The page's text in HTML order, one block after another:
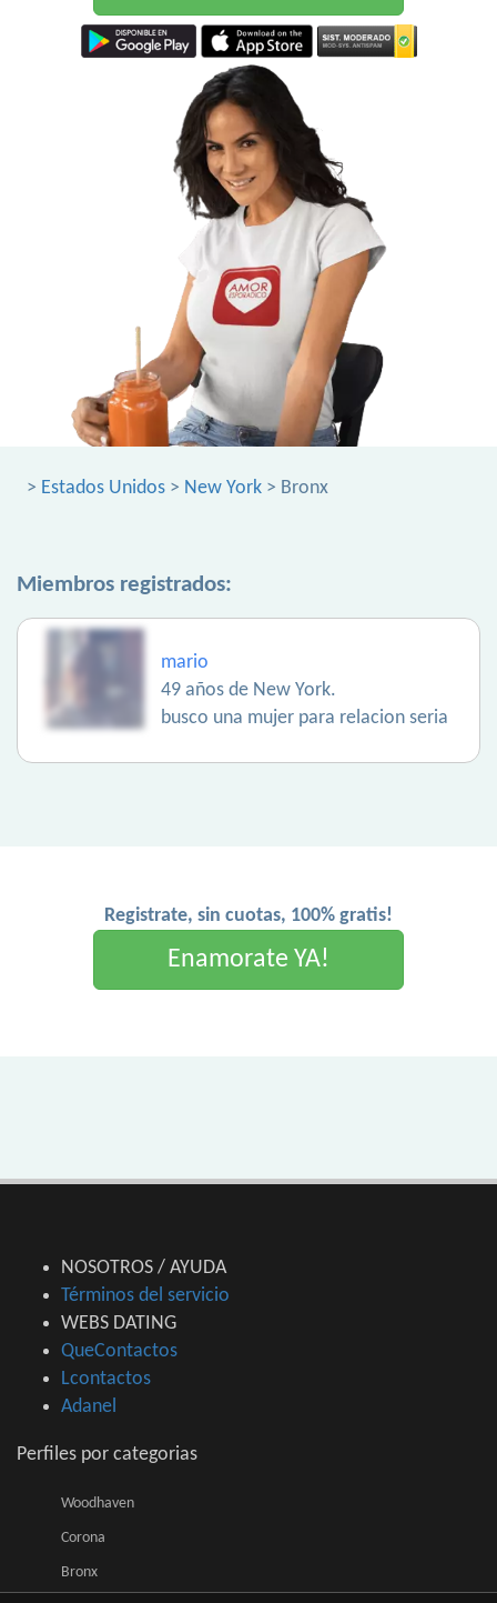
> Estados Unidos > New York > Bronx
Miembros registrados:
mario
49 años de New York.
busco una mujer para relacion seria
Registrate, sin cuotas, 100% gratis!
Enamorate YA!
NOSOTROS / AYUDA
Términos del servicio
WEBS DATING
QueContactos
Lcontactos
Adanel
Perfiles por categorias
Woodhaven
Corona
Bronx